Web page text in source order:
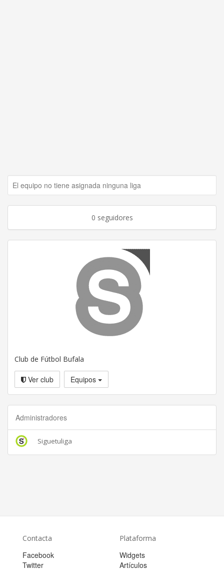
El equipo no tiene asignada ninguna liga
0 seguidores
Club de Fútbol Bufala
Ver club Equipos
Administradores
Siguetuliga
Contacta
Facebook
Twitter
Plataforma
Widgets
Artículos